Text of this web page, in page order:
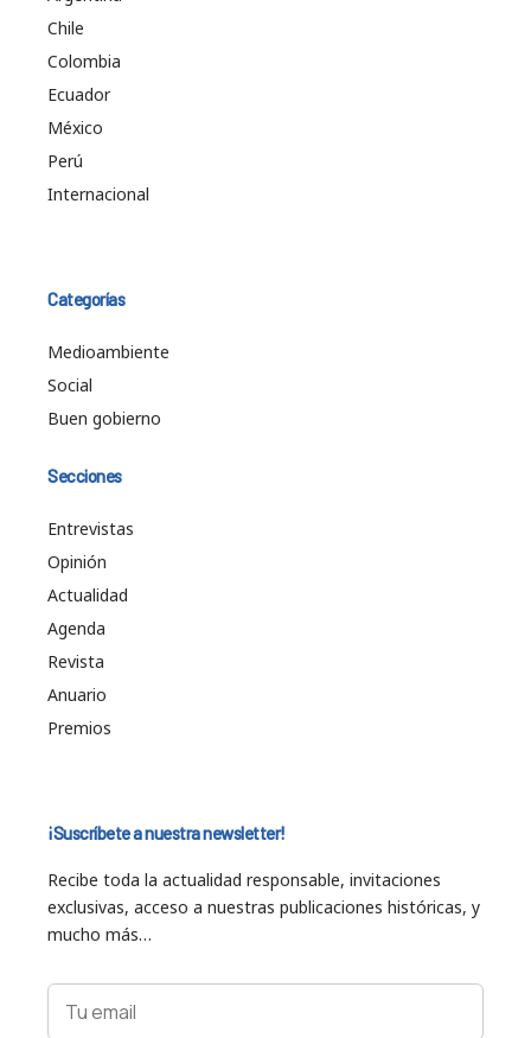
Chile
Colombia
Ecuador
México
Perú
Internacional
Categorías
Medioambiente
Social
Buen gobierno
Secciones
Entrevistas
Opinión
Actualidad
Agenda
Revista
Anuario
Premios
¡Suscríbete a nuestra newsletter!
Recibe toda la actualidad responsable, invitaciones
exclusivas, acceso a nuestras publicaciones históricas, y
mucho más…